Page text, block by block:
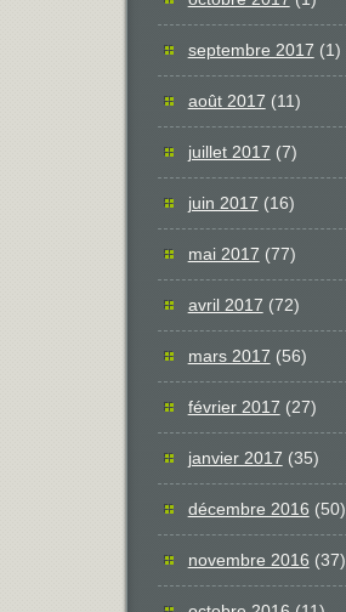
septembre 2017 (1)
août 2017 (11)
juillet 2017 (7)
juin 2017 (16)
mai 2017 (77)
avril 2017 (72)
mars 2017 (56)
février 2017 (27)
janvier 2017 (35)
décembre 2016 (50)
novembre 2016 (37)